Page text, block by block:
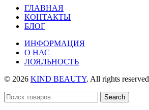
ГЛАВНАЯ
КОНТАКТЫ
БЛОГ
ИНФОРМАЦИЯ
О НАС
ЛОЯЛЬНОСТЬ
© 2026 KIND BEAUTY. All rights reserved
Search